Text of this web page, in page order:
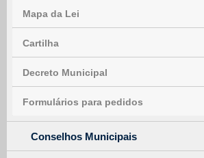
Mapa da Lei
Cartilha
Decreto Municipal
Formulários para pedidos
Conselhos Municipais